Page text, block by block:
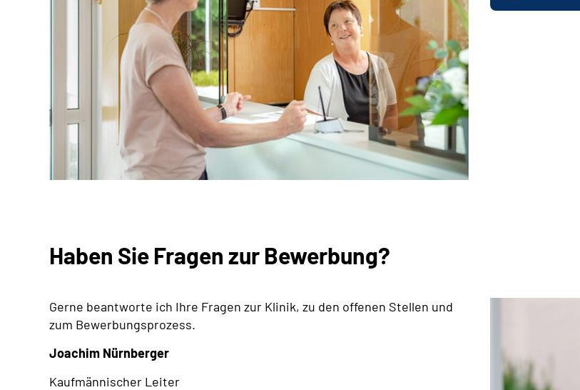
Haben Sie Fragen zur Bewerbung?
Gerne beantworte ich Ihre Fragen zur Klinik, zu den offenen Stellen und
zum Bewerbungsprozess.
Joachim Nürnberger
Kaufmännischer Leiter